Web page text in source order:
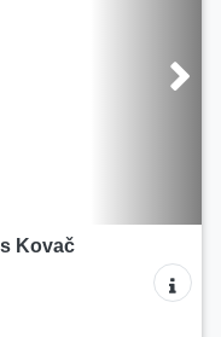
Kovač